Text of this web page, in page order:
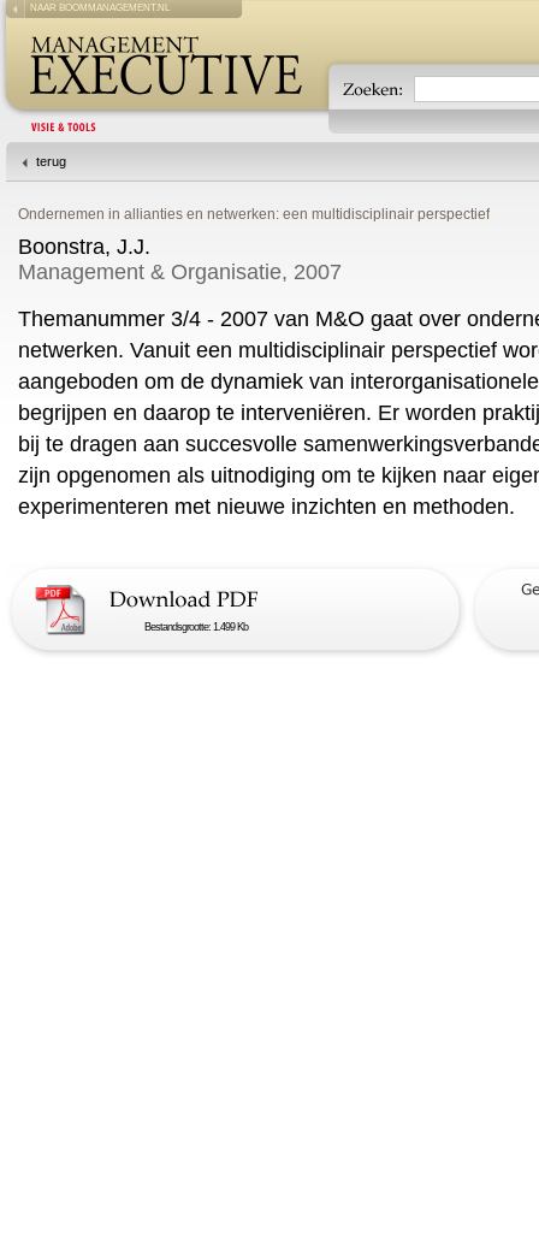
NAAR BOOMMANAGEMENT.NL
terug
Ondernemen in allianties en netwerken: een multidisciplinair perspectief
Boonstra, J.J.
Management & Organisatie, 2007
Themanummer 3/4 - 2007 van M&O gaat over
netwerken. Vanuit een multidisciplinair perspectief
aangeboden om de dynamiek van
begrijpen en daarop te interveniëren. Er worden
bij te dragen aan succesvolle
zijn opgenomen als uitnodiging om te kijken naar
experimenteren met nieuwe inzichten en methoden.
Bestandsgrootte: 1.499 Kb